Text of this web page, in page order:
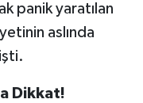
panik yaratılan
aslında
Dikkat!